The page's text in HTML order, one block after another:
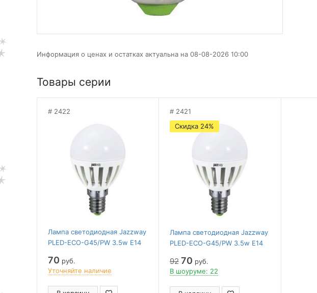
Информация о ценах и остатках актуальна на 08-08-2026 10:00
Товары серии
2422
Лампа светодиодная Jazzway
PLED-ECO-G45/PW 3.5w E14
70 руб.
Уточняйте наличие
2421
Скидка 24%
Лампа светодиодная Jazzway
PLED-ECO-G45/PW 3.5w E14
92 70 руб.
В шоуруме: 22